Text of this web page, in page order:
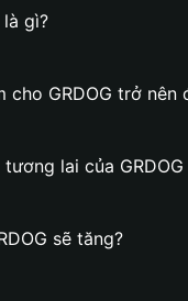
là gì?
cho GRDOG trở nên
lai của
sẽ tăng?